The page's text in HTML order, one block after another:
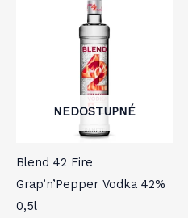
NEDOSTUPNÉ
Blend 42 Fire
Grap’n’Pepper Vodka 42%
0,5l